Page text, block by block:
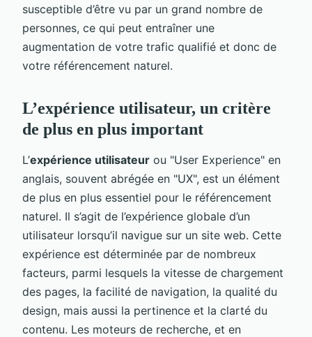
susceptible d’être vu par un grand nombre de
personnes, ce qui peut entraîner une
augmentation de votre trafic qualifié et donc de
votre référencement naturel.
L’expérience utilisateur, un critère
de plus en plus important
L’expérience utilisateur ou "User Experience" en
anglais, souvent abrégée en "UX", est un élément
de plus en plus essentiel pour le référencement
naturel. Il s’agit de l’expérience globale d’un
utilisateur lorsqu’il navigue sur un site web. Cette
expérience est déterminée par de nombreux
facteurs, parmi lesquels la vitesse de chargement
des pages, la facilité de navigation, la qualité du
design, mais aussi la pertinence et la clarté du
contenu. Les moteurs de recherche, et en